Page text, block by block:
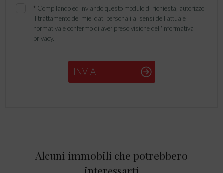
* Compilando ed inviando questo modulo di richiesta, autorizzo
il trattamento dei miei dati personali ai sensi dell'attuale
normativa e confermo di aver preso visione dell'informativa
privacy.
INVIA
Alcuni immobili che potrebbero
interessarti